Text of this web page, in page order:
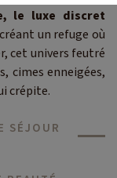
le luxe discret
un refuge où
cet univers feutré
cimes enneigées,
crépite.
SÉJOUR